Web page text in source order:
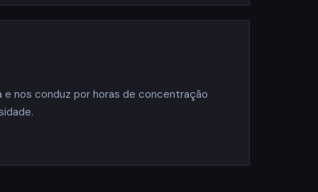
e nos conduz por horas de concentração